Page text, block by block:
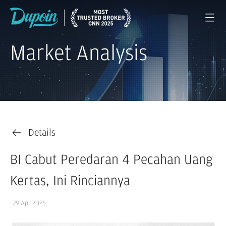
Market Analysis
Details
BI Cabut Peredaran 4 Pecahan Uang
Kertas, Ini Rinciannya
29 Apr 2025